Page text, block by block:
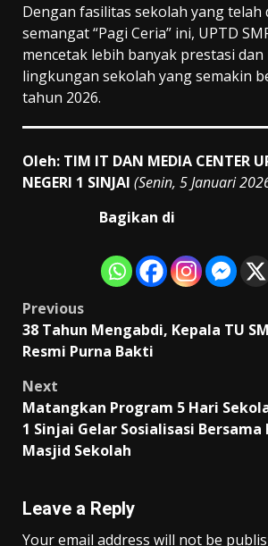
Dengan fasilitas sekolah yang telah
semangat “Pagi Ceria” ini, UPTD
mencetak lebih banyak prestasi
lingkungan sekolah yang semakin
tahun 2026.
Oleh: TIM IT DAN MEDIA CENTER
NEGERI 1 SINJAI (Senin, 5 Januari
Bagikan di
Post
navigation
Previous
38 Tahun Mengabdi, Kepala TU
Resmi Purna Bakti
Next
Matangkan Program 5 Hari
1 Sinjai Gelar Sosialisasi
Masjid Sekolah
Leave a Reply
Your email address will not be